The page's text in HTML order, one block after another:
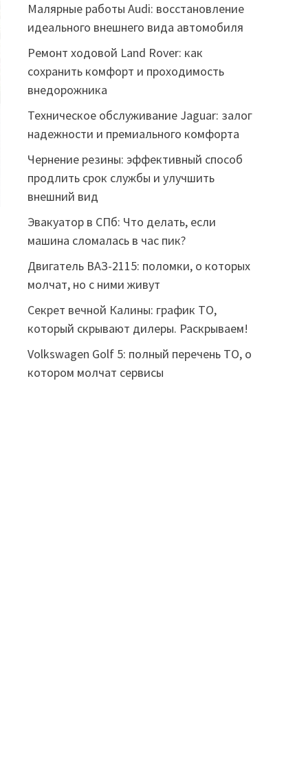
Малярные работы Audi: восстановление
идеального внешнего вида автомобиля
Ремонт ходовой Land Rover: как
сохранить комфорт и проходимость
внедорожника
Техническое обслуживание Jaguar: залог
надежности и премиального комфорта
Чернение резины: эффективный способ
продлить срок службы и улучшить
внешний вид
Эвакуатор в СПб: Что делать, если
машина сломалась в час пик?
Двигатель ВАЗ-2115: поломки, о которых
молчат, но с ними живут
Секрет вечной Калины: график ТО,
который скрывают дилеры. Раскрываем!
Volkswagen Golf 5: полный перечень ТО, о
котором молчат сервисы